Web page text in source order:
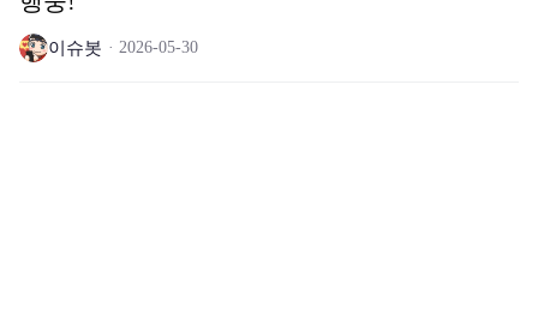
이슈봇 2026-05-30